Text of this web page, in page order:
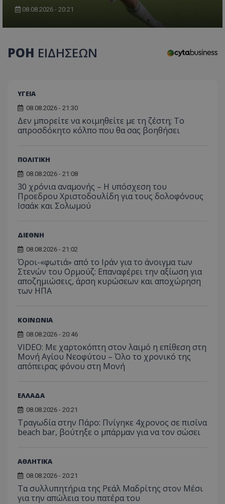
08.08.2026 - 20:21
ΡΟΗ ΕΙΔΗΣΕΩΝ
ΥΓΕΙΑ
08.08.2026 - 21:30
Δεν μπορείτε να κοιμηθείτε με τη ζέστη; Το
απροσδόκητο κόλπο που θα σας βοηθήσει
ΠΟΛΙΤΙΚΗ
08.08.2026 - 21:08
30 χρόνια αναμονής – Η υπόσχεση του
Προεδρου Χριστοδουλίδη για τους δολοφόνους
Ισαάκ και Σολωμού
ΔΙΕΘΝΗ
08.08.2026 - 21:02
Όροι-«φωτιά» από το Ιράν για το άνοιγμα των
Στενών του Ορμούζ: Επαναφέρει την αξίωση για
αποζημιώσεις, άρση κυρώσεων και αποχώρηση
των ΗΠΑ
ΚΟΙΝΩΝΙΑ
08.08.2026 - 20:46
VIDEO: Με χαρτοκόπτη στον λαιμό η επίθεση στη
Μονή Αγίου Νεοφύτου – Όλο το χρονικό της
απόπειρας φόνου στη Μονή
ΕΛΛΑΔΑ
08.08.2026 - 20:21
Τραγωδία στην Πάρο: Πνίγηκε 4χρονος σε πισίνα
beach bar, βούτηξε ο μπάρμαν για να τον σώσει
ΑΘΛΗΤΙΚΑ
08.08.2026 - 20:21
Τα συλλυπητήρια της Ρεάλ Μαδρίτης στον Μέσι
για την απώλεια του πατέρα του